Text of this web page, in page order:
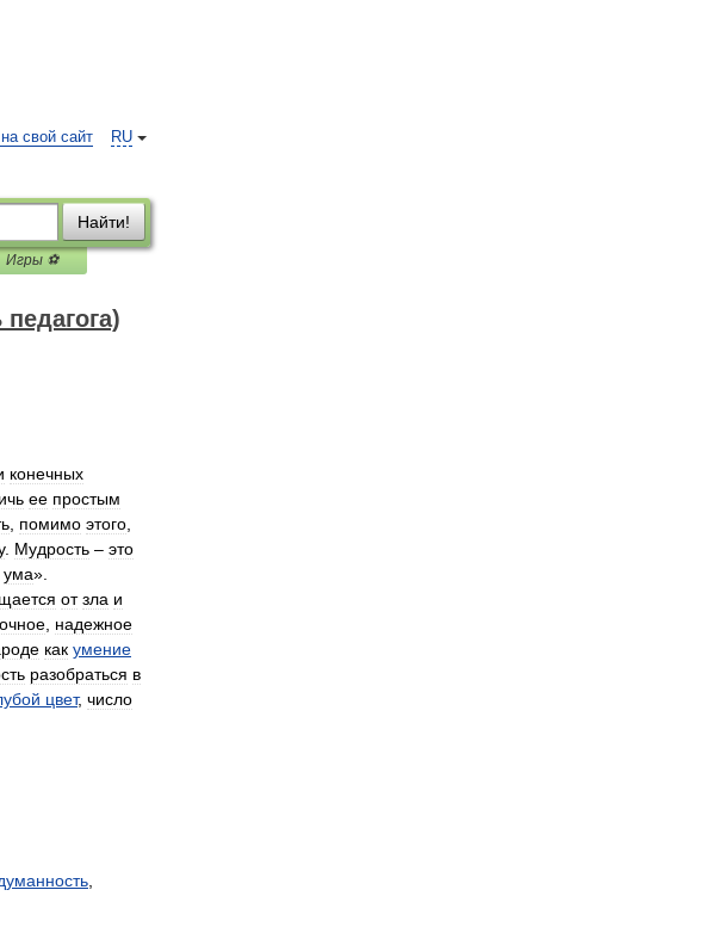
RU
свой сайт
Найти!
Игры ⚽
конечных
ее простым
помимо этого
. Мудрость – это
ума».
от зла и
надежное
как умение
разобраться в
цвет, число